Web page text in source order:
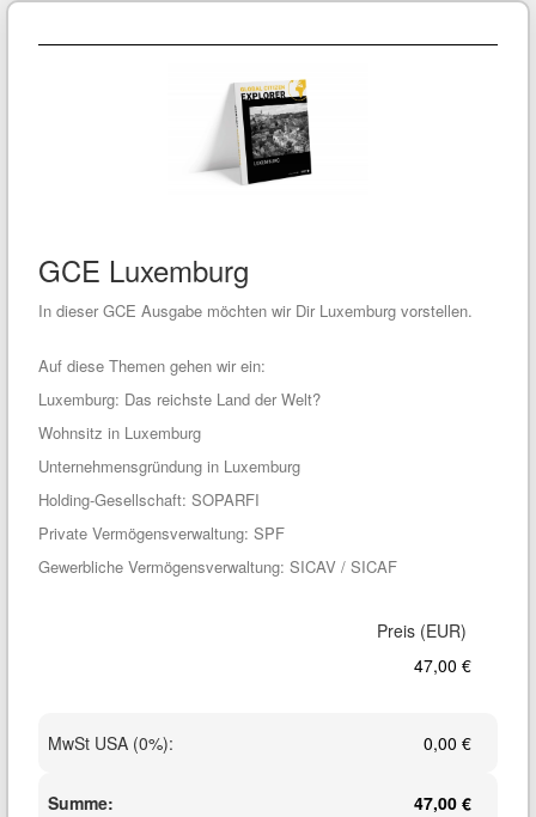
GCE Luxemburg
In dieser GCE Ausgabe möchten wir Dir Luxemburg vorstellen.
Auf diese Themen gehen wir ein:
Luxemburg: Das reichste Land der Welt?
Wohnsitz in Luxemburg
Unternehmensgründung in Luxemburg
Holding-Gesellschaft: SOPARFI
Private Vermögensverwaltung: SPF
Gewerbliche Vermögensverwaltung: SICAV / SICAF
47,00 €
MwSt USA (0%): 0,00 €
Summe: 47,00 €